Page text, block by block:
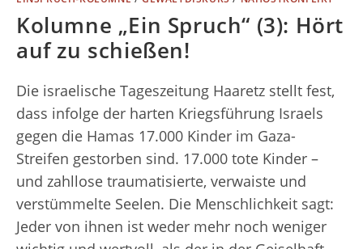
Kolumne „Ein Spruch“ (3): Hört
auf zu schießen!
Die israelische Tageszeitung Haaretz stellt fest,
dass infolge der harten Kriegsführung Israels
gegen die Hamas 17.000 Kinder im Gaza-
Streifen gestorben sind. 17.000 tote Kinder –
und zahllose traumatisierte, verwaiste und
verstümmelte Seelen. Die Menschlichkeit sagt:
Jeder von ihnen ist weder mehr noch weniger